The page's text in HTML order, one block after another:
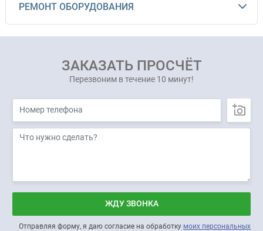
РЕМОНТ ОБОРУДОВАНИЯ
ЗАКАЗАТЬ ПРОСЧЁТ
Перезвоним в течение 10 минут!
ЖДУ ЗВОНКА
Отправляя форму, я даю согласие на обработку моих персональных